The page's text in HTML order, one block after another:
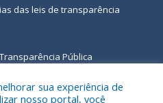
das leis de transparência
Pública
sua experiência de
nosso portal, você